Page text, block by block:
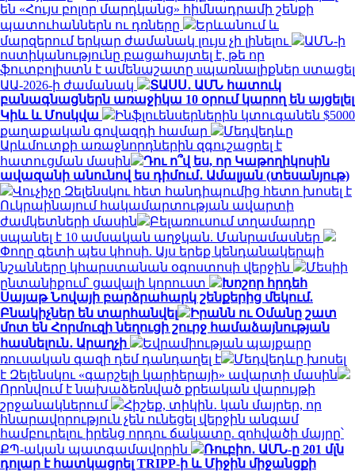
են «Հույս բոլոր մարդկանց» հիմնադրամի շենքի
պատուհաններն ու դռները
Երևանում և
մարզերում երկար ժամանակ լույս չի լինելու
ԱՄՆ-ի
ոստիկանությունը բացահայտել է, թե որ
ֆուտբոլիստն է ամենաշատը uպառնալիքներ ստացել
ԱԱ-2026-ի ժամանակ
ՏԱՍՍ․ ԱՄՆ հատուկ
բանագնացներն առաջիկա 10 օրում կարող են այցելել
Կիև և Մոսկվա
Ինֆլուենսերներին կտուգանեն $5000
քաղաքական գովազդի համար
Մեդվեդևը
Արևմուտքի առաջնորդներին զգուշացրել է
հատուցման մասին
Դու ո՞վ ես, որ Կաթողիկոսին
ավազանի անունով ես դիմում․ Ամալյան (տեսանյութ)
Վուչիչը Զելենսկու հետ հանդիպումից հետո խոսել է
Ուկրաինայում հակամարտության ավարտի
ժամկետների մասին
Բելառուսում տղամարդը
սպանել է 10 ամսական աղջկան. Մանրամասներ
Փողը գետի պես կհոսի. Այս երեք կենդանակերպի
նշանները կհարստանան օգոստոսի վերջին
Մեսիի
ընտանիքում՝ ցավալի կորուստ
Խոշոր հրդեհ
Սայաթ Նովայի բարձրահարկ շենքերից մեկում.
Բնակիչներ են տարհանվել
Իրանն ու Օմանը շատ
մոտ են Հորմուզի նեղուցի շուրջ համաձայնության
հասնելուն․ Արաղչի
Եվրամիության պայքարը
ռուսական գազի դեմ դանդաղել է
Մեդվեդևը խոսել
է Զելենսկու «գարշելի կարիերայի» ավարտի մասին
Որոնվում է նախաձեռնված քրեական վարույթի
շրջանակներում
Հիշեք, տիկին․ կան մայրեր, որ
հնարավորություն չեն ունեցել վերջին անգամ
համբուրելու իրենց որդու ճակատը. զոհվածի մայրը՝
ՔՊ-ական պատգամավորին
Ռուբիո․ ԱՄՆ-ը 201 մլն
դոլար է հատկացրել TRIPP-ի և Միջին միջանցքի